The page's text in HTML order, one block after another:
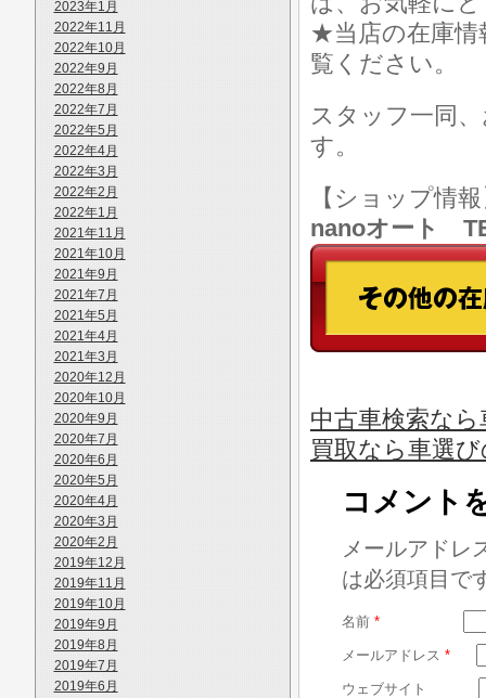
2023年1月
2022年11月
2022年10月
2022年9月
2022年8月
2022年7月
2022年5月
2022年4月
2022年3月
2022年2月
2022年1月
2021年11月
2021年10月
2021年9月
2021年7月
2021年5月
2021年4月
2021年3月
2020年12月
2020年10月
2020年9月
2020年7月
2020年6月
2020年5月
2020年4月
2020年3月
2020年2月
2019年12月
2019年11月
2019年10月
2019年9月
2019年8月
2019年7月
2019年6月
★当店の在庫情
覧ください。
スタッフ一同
す。
【ショップ情
nanoオート
中古車検索な
買取なら車選
コメント
メールアドレ
は必須項目で
名前 *
メールアドレス *
ウェブサイト